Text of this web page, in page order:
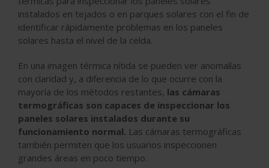
instalados en tejados o en parques solares con el fin de
identificar rápidamente problemas en los paneles
solares hasta el nivel de la celda.
En una imagen térmica nítida se pueden ver anomalías
con claridad y, a diferencia de lo que ocurre con la
mayoría de los métodos restantes, las cámaras
termográficas son capaces de inspeccionar los
paneles solares instalados durante su
funcionamiento normal. Las cámaras termográficas
también permiten que los usuarios inspeccionen
grandes áreas en poco tiempo.